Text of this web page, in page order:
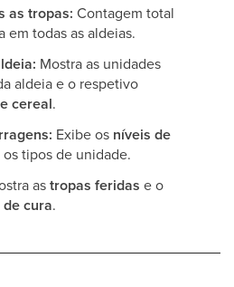
as tropas: Contagem total
em todas as aldeias.
Mostra as unidades
aldeia e o respetivo
cereal.
Exibe os níveis de
os tipos de unidade.
astropas feridas e o
cura.